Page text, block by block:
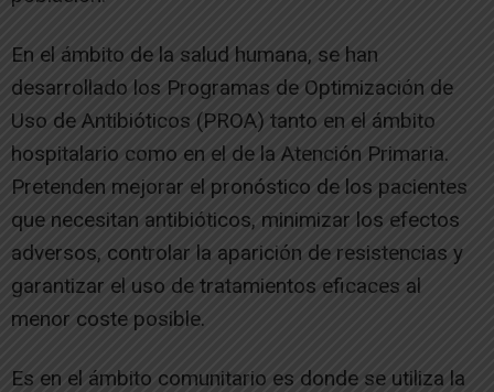
En el ámbito de la salud humana, se han
desarrollado los Programas de Optimización de
Uso de Antibióticos (PROA) tanto en el ámbito
hospitalario como en el de la Atención Primaria.
Pretenden mejorar el pronóstico de los pacientes
que necesitan antibióticos, minimizar los efectos
adversos, controlar la aparición de resistencias y
garantizar el uso de tratamientos eficaces al
menor coste posible.
Es en el ámbito comunitario es donde se utiliza la